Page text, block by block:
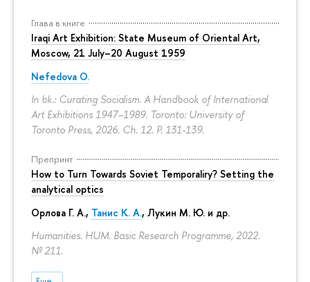
Глава в книге
Iraqi Art Exhibition: State Museum of Oriental Art,
Moscow, 21 July–20 August 1959
Nefedova O.
In bk.: Curating Socialism. A Handbook of International
Art Exhibitions 1947–1989. Toronto: University of
Toronto Press, 2026. Ch. 12. P. 131-139.
Препринт
How to Turn Towards Soviet Temporaliry? Setting the
analytical optics
Орлова Г. А., Танис К. А., Лукин М. Ю. и др.
Humanities. HUM. Basic Research Programme, 2022.
№ 211.